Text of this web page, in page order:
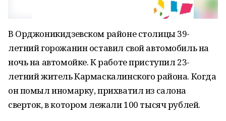
В Орджоникидзевском районе столицы 39-
летний горожанин оставил свой автомобиль на
ночь на автомойке. К работе приступил 23-
летний житель Кармаскалинского района. Когда
он помыл иномарку, прихватил из салона
сверток, в котором лежали 100 тысяч рублей.